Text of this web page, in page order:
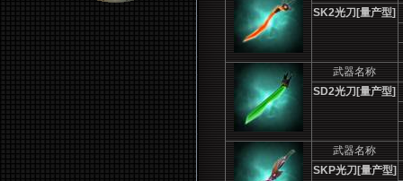
SK2光刀[量产型]
武器名称
SD2光刀[量产型]
武器名称
SKP光刀[量产型]